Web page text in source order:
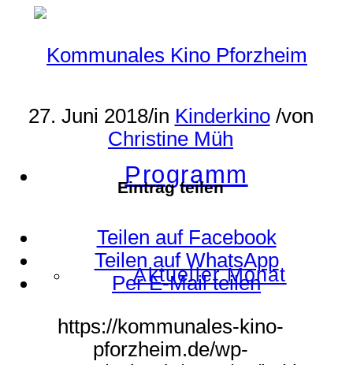
Programm
Aktueller Monat
27. Juni 2018/in Kinderkino /von
Christine Müh
Eintrag teilen
Teilen auf Facebook
Teilen auf WhatsApp
Per E-Mail teilen
https://kommunales-kino-
pforzheim.de/wp-